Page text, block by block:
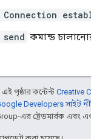
Connection
কমান্ড
পৃষ্ঠার কন্টেন্ট Creative
Developers সাইট
এর ট্রেডমার্রক এবং